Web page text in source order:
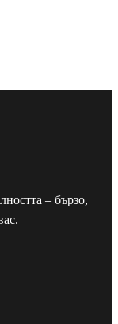
– бързо,